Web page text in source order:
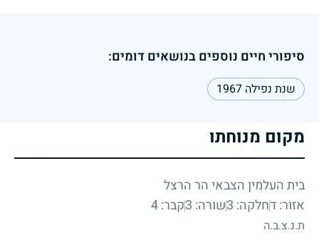
סיפורי חיים נוספים בנושאים דומים:
שנת נפילה 1967
מקום מנוחתו
בית העלמין הצבאי הר הרצל
אזור: דחלקה: 3 שורה: 3 קבר: 4
ת.נ.צ.ב.ה